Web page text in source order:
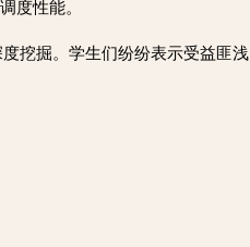
度性能。
挖掘。学生们纷纷表示受益